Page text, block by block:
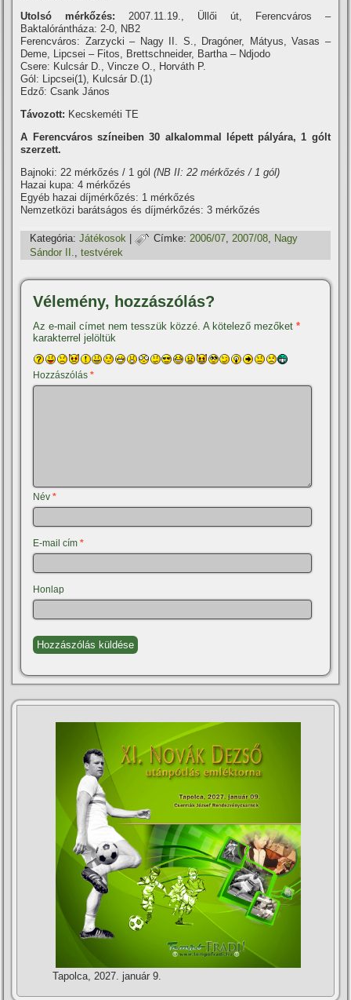
Utolsó mérkőzés:2007.11.19., Üllői út, Ferencváros –
Baktalórántháza: 2-0, NB2
Ferencváros: Zarzycki – Nagy II. S., Dragóner, Mátyus, Vasas –
Deme, Lipcsei – Fitos, Brettschneider, Bartha – Ndjodo
Csere: Kulcsár D., Vincze O., Horváth P.
Gól: Lipcsei(1), Kulcsár D.(1)
Edző: Csank János
Távozott: Kecskeméti TE
A Ferencváros szí­neiben 30 alkalommal lépett pályára, 1 gólt
szerzett.
Bajnoki: 22 mérkőzés / 1 gól(NB II: 22 mérkőzés / 1 gól)
Hazai kupa: 4 mérkőzés
Egyéb hazai dí­jmérkőzés: 1 mérkőzés
Nemzetközi barátságos és dí­jmérkőzés: 3 mérkőzés
Kategória: Játékosok | Címke: 2006/07,2007/08, Nagy
Sándor II.,testvérek
Vélemény, hozzászólás?
Az e-mail címet nem tesszük közzé. A kötelező mezőket*
karakterrel jelöltük
Hozzászólás*
Név*
E-mail cím*
Honlap
Tapolca, 2027. január 9.